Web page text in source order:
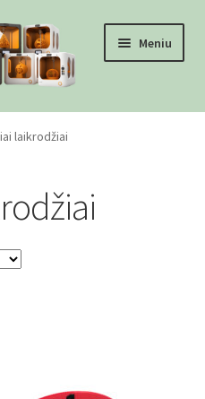
Meniu
laikrodžiai